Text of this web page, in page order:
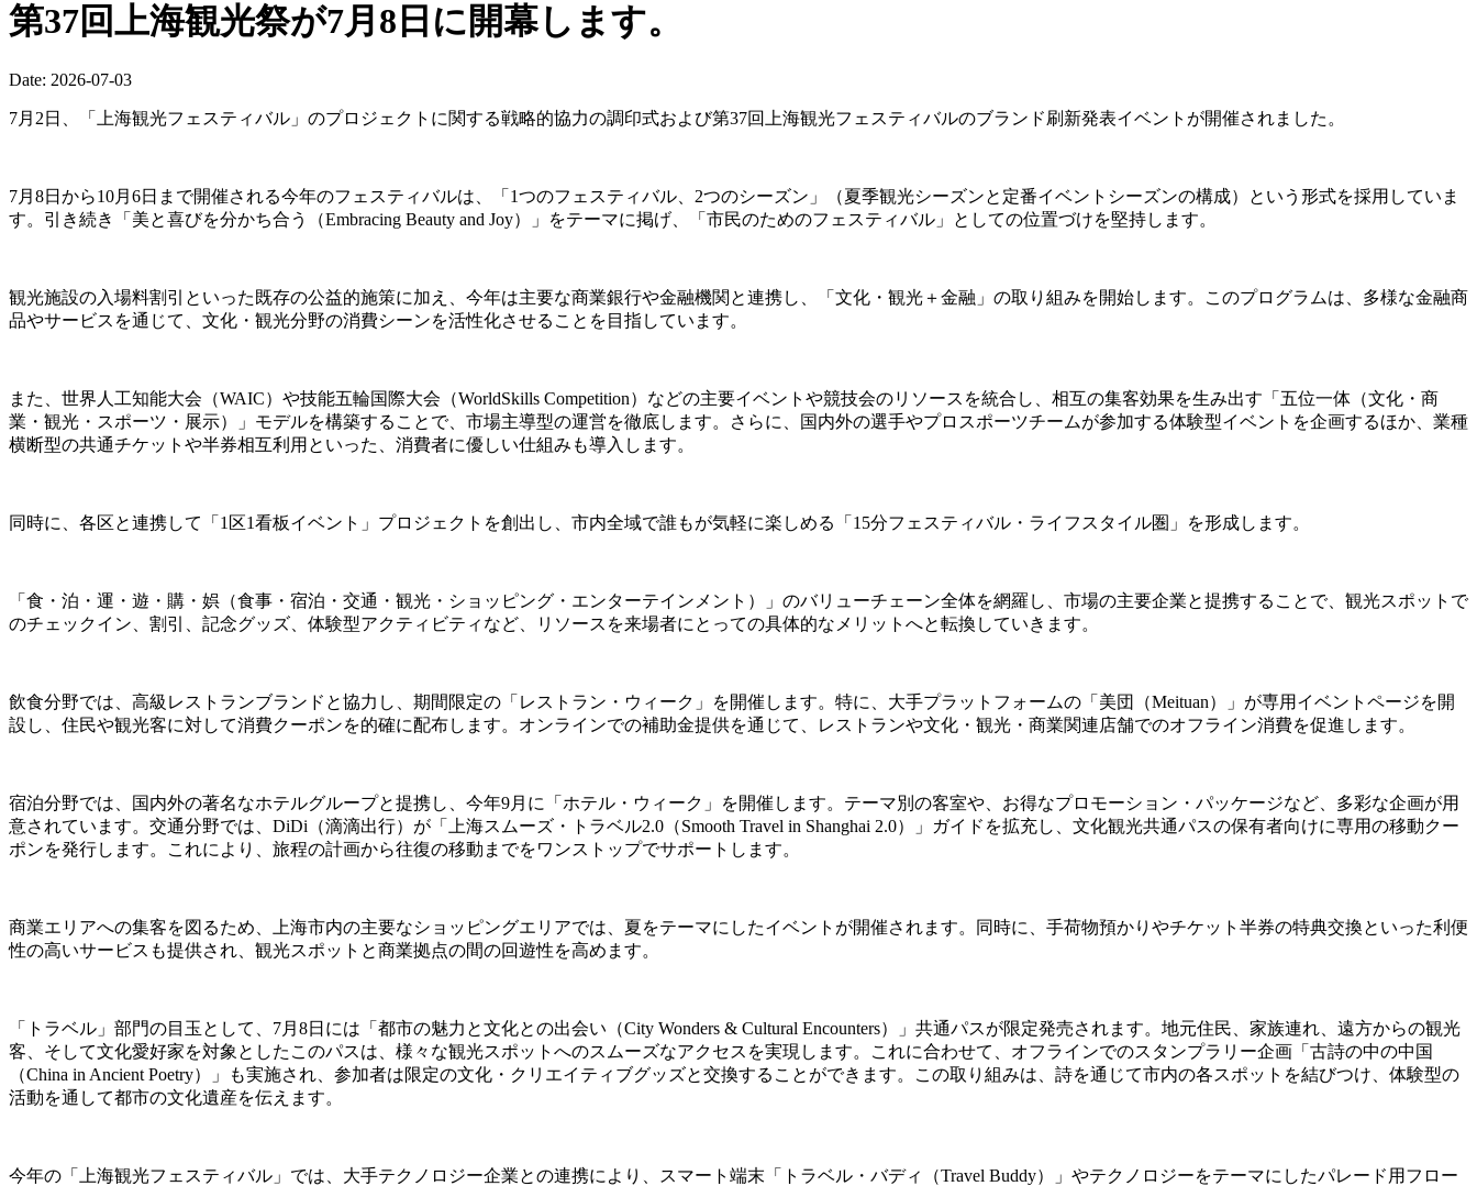
第37回上海観光祭が7月8日に開幕します。
Date: 2026-07-03
7月2日、「上海観光フェスティバル」のプロジェクトに関する戦略的協力の調印式および第37回上海観光フェスティバルのブランド刷新発表イベントが開催されました。
7月8日から10月6日まで開催される今年のフェスティバルは、「1つのフェスティバル、2つのシーズン」（夏季観光シーズンと定番イベントシーズンの構成）という形式を採用していま
す。引き続き「美と喜びを分かち合う（Embracing Beauty and Joy）」をテーマに掲げ、「市民のためのフェスティバル」としての位置づけを堅持します。
観光施設の入場料割引といった既存の公益的施策に加え、今年は主要な商業銀行や金融機関と連携し、「文化・観光＋金融」の取り組みを開始します。このプログラムは、多様な金融商
品やサービスを通じて、文化・観光分野の消費シーンを活性化させることを目指しています。
また、世界人工知能大会（WAIC）や技能五輪国際大会（WorldSkills Competition）などの主要イベントや競技会のリソースを統合し、相互の集客効果を生み出す「五位一体（文化・商
業・観光・スポーツ・展示）」モデルを構築することで、市場主導型の運営を徹底します。さらに、国内外の選手やプロスポーツチームが参加する体験型イベントを企画するほか、業種
横断型の共通チケットや半券相互利用といった、消費者に優しい仕組みも導入します。
同時に、各区と連携して「1区1看板イベント」プロジェクトを創出し、市内全域で誰もが気軽に楽しめる「15分フェスティバル・ライフスタイル圏」を形成します。
「食・泊・運・遊・購・娯（食事・宿泊・交通・観光・ショッピング・エンターテインメント）」のバリューチェーン全体を網羅し、市場の主要企業と提携することで、観光スポットで
のチェックイン、割引、記念グッズ、体験型アクティビティなど、リソースを来場者にとっての具体的なメリットへと転換していきます。
飲食分野では、高級レストランブランドと協力し、期間限定の「レストラン・ウィーク」を開催します。特に、大手プラットフォームの「美団（Meituan）」が専用イベントページを開
設し、住民や観光客に対して消費クーポンを的確に配布します。オンラインでの補助金提供を通じて、レストランや文化・観光・商業関連店舗でのオフライン消費を促進します。
宿泊分野では、国内外の著名なホテルグループと提携し、今年9月に「ホテル・ウィーク」を開催します。テーマ別の客室や、お得なプロモーション・パッケージなど、多彩な企画が用
意されています。交通分野では、DiDi（滴滴出行）が「上海スムーズ・トラベル2.0（Smooth Travel in Shanghai 2.0）」ガイドを拡充し、文化観光共通パスの保有者向けに専用の移動クー
ポンを発行します。これにより、旅程の計画から往復の移動までをワンストップでサポートします。
商業エリアへの集客を図るため、上海市内の主要なショッピングエリアでは、夏をテーマにしたイベントが開催されます。同時に、手荷物預かりやチケット半券の特典交換といった利便
性の高いサービスも提供され、観光スポットと商業拠点の間の回遊性を高めます。
「トラベル」部門の目玉として、7月8日には「都市の魅力と文化との出会い（City Wonders & Cultural Encounters）」共通パスが限定発売されます。地元住民、家族連れ、遠方からの観光
客、そして文化愛好家を対象としたこのパスは、様々な観光スポットへのスムーズなアクセスを実現します。これに合わせて、オフラインでのスタンプラリー企画「古詩の中の中国
（China in Ancient Poetry）」も実施され、参加者は限定の文化・クリエイティブグッズと交換することができます。この取り組みは、詩を通じて市内の各スポットを結びつけ、体験型の
活動を通して都市の文化遺産を伝えます。
今年の「上海観光フェスティバル」では、大手テクノロジー企業との連携により、スマート端末「トラベル・バディ（Travel Buddy）」やテクノロジーをテーマにしたパレード用フロー